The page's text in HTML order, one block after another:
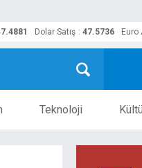
Dolar Satış : 47.5736 Euro
Teknoloji